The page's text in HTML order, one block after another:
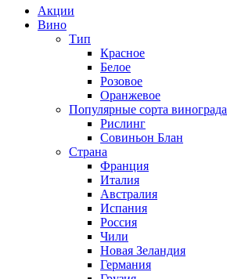
Акции
Вино
Тип
Красное
Белое
Розовое
Оранжевое
Популярные сорта винограда
Рислинг
Совиньон Блан
Страна
Франция
Италия
Австралия
Испания
Россия
Чили
Новая Зеландия
Германия